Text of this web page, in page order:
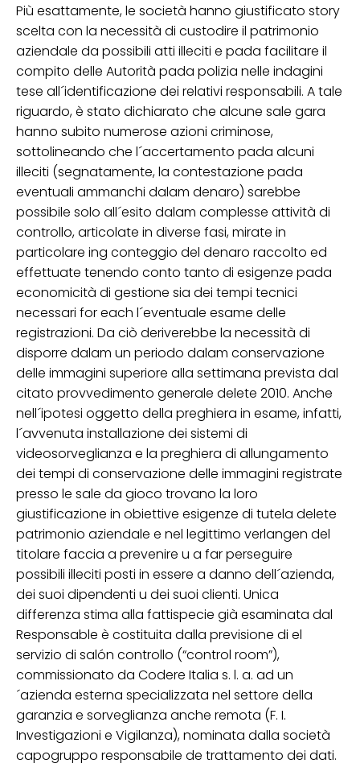
Più esattamente, le società hanno giustificato story
scelta con la necessità di custodire il patrimonio
aziendale da possibili atti illeciti e pada facilitare il
compito delle Autorità pada polizia nelle indagini
tese all´identificazione dei relativi responsabili. A tale
riguardo, è stato dichiarato che alcune sale gara
hanno subito numerose azioni criminose,
sottolineando che l´accertamento pada alcuni
illeciti (segnatamente, la contestazione pada
eventuali ammanchi dalam denaro) sarebbe
possibile solo all´esito dalam complesse attività di
controllo, articolate in diverse fasi, mirate in
particolare ing conteggio del denaro raccolto ed
effettuate tenendo conto tanto di esigenze pada
economicità di gestione sia dei tempi tecnici
necessari for each l´eventuale esame delle
registrazioni. Da ciò deriverebbe la necessità di
disporre dalam un periodo dalam conservazione
delle immagini superiore alla settimana prevista dal
citato provvedimento generale delete 2010. Anche
nell´ipotesi oggetto della preghiera in esame, infatti,
l´avvenuta installazione dei sistemi di
videosorveglianza e la preghiera di allungamento
dei tempi di conservazione delle immagini registrate
presso le sale da gioco trovano la loro
giustificazione in obiettive esigenze di tutela delete
patrimonio aziendale e nel legittimo verlangen del
titolare faccia a prevenire u a far perseguire
possibili illeciti posti in essere a danno dell´azienda,
dei suoi dipendenti u dei suoi clienti. Unica
differenza stima alla fattispecie già esaminata dal
Responsable è costituita dalla previsione di el
servizio di salón controllo (“control room”),
commissionato da Codere Italia s. l. a. ad un
´azienda esterna specializzata nel settore della
garanzia e sorveglianza anche remota (F. I.
Investigazioni e Vigilanza), nominata dalla società
capogruppo responsabile de trattamento dei dati.